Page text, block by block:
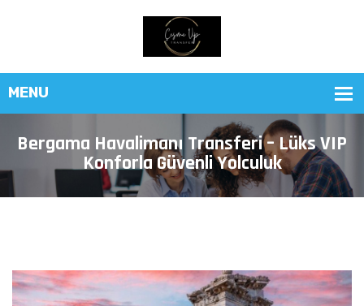
Bergama Havalimanı Transferi – Lüks VIP
Konforla Güvenli Yolculuk